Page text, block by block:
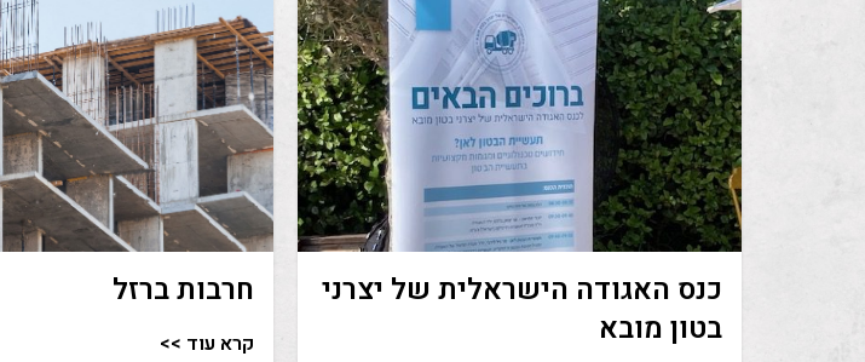
כנס האגודה הישראלית של יצרני
בטון מובא
חרבות ברזל
קרא עוד >>